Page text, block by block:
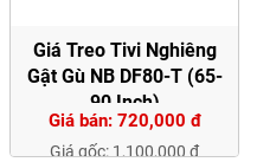
Giá Treo Tivi Nghiêng
Gật Gù NB DF80-T (65-
90 Inch)
Giá bán: 720,000 đ
Giá gốc: 1,100,000 đ